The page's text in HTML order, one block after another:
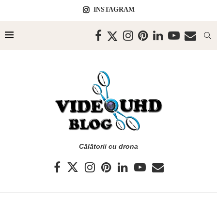
INSTAGRAM
Călătorii cu drona